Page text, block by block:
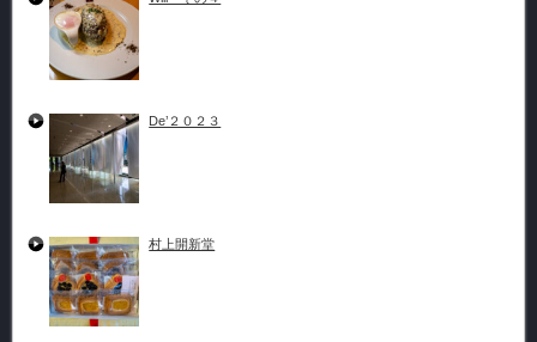
De’２０２３
村上開新堂